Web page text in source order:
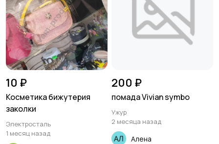
10 ₽
Косметика бижутерия
заколки
Электросталь
1 месяц назад
200 ₽
помада Vivian symbo
Ужур
2 месяца назад
Алена